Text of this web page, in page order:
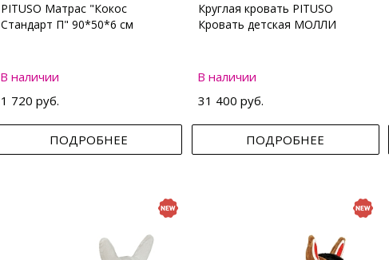
PITUSO Матрас "Кокос
Стандарт П" 90*50*6 см
В наличии
1 720 руб.
ПОДРОБНЕЕ
Круглая кровать PITUSO
Кровать детская МОЛЛИ
В наличии
31 400 руб.
ПОДРОБНЕЕ